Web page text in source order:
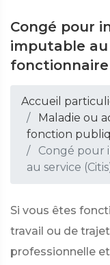
Congé pour
imputable au
fonctionnaire
Accueil
Maladie ou
fonction
Congé pour
au service
Si vous êtes
travail ou de
professionnelle